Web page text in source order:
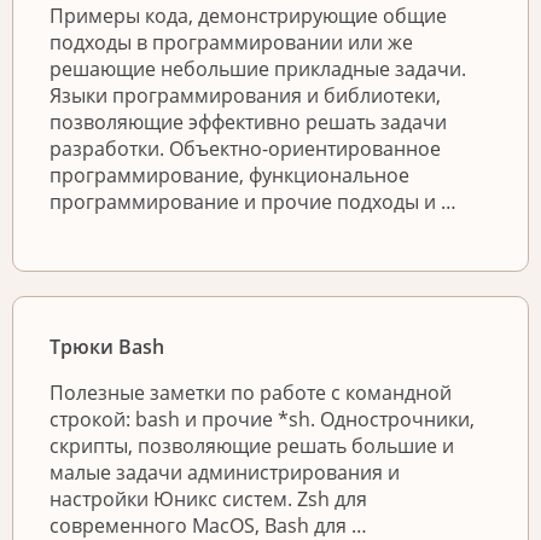
Примеры кода, демонстрирующие общие
подходы в программировании или же
решающие небольшие прикладные задачи.
Языки программирования и библиотеки,
позволяющие эффективно решать задачи
разработки. Объектно-ориентированное
программирование, функциональное
программирование и прочие подходы и …
Трюки Bash
Полезные заметки по работе с командной
строкой: bash и прочие *sh. Однострочники,
скрипты, позволяющие решать большие и
малые задачи администрирования и
настройки Юникс систем. Zsh для
современного MacOS, Bash для …